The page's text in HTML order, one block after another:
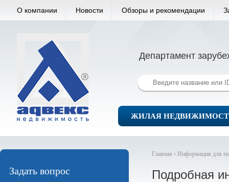
О компании Новости Обзоры и рекомендации
Департамент
ЖИЛАЯ
Главная › Информация для
Подробная
Задать вопрос